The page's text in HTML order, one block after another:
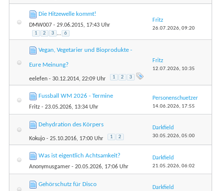
Die Hitzewelle kommt!
DMW007 - 29.06.2015, 17:43 Uhr
1 2 3 ... 6
Fritz
26.07.2026, 09:20
Vegan, Vegetarier und Bioprodukte -
Eure Meinung?
eelefen - 30.12.2014, 22:09 Uhr 1 2 3
Fritz
12.07.2026, 10:35
Fussball WM 2026 - Termine
Fritz - 23.05.2026, 13:34 Uhr
Personenschuetzer
14.06.2026, 17:55
Dehydration des Körpers
Kokujo - 25.10.2016, 17:00 Uhr 1 2
Darkfield
30.05.2026, 05:00
Was ist eigentlich Achtsamkeit?
Anonymusgamer - 20.05.2026, 17:06 Uhr
Darkfield
21.05.2026, 06:02
Gehörschutz für Disco Darkfield